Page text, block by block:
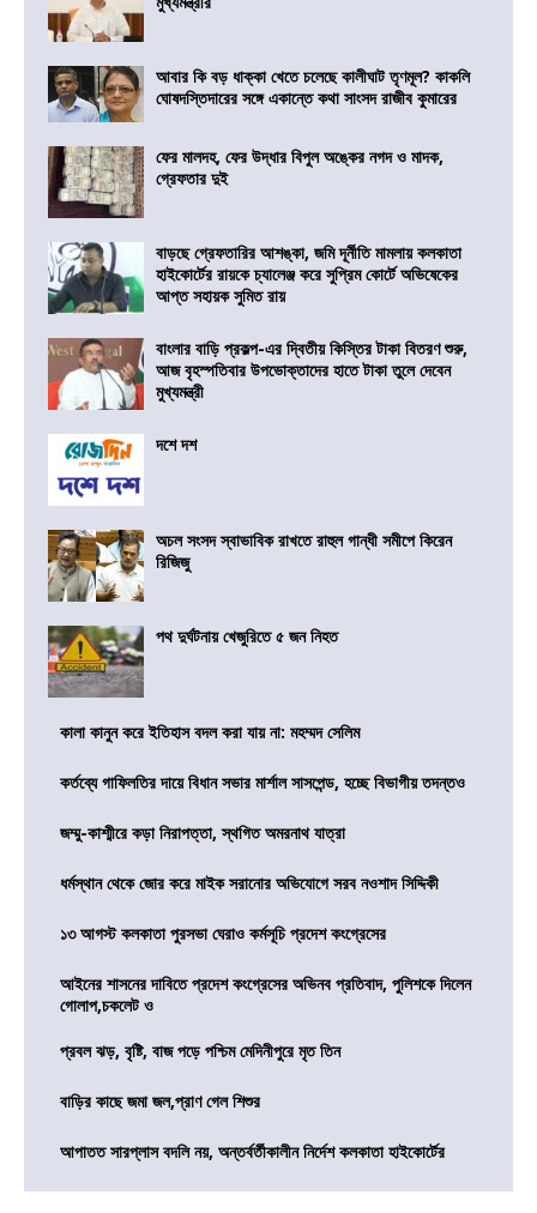
আবার কি বড় ধাক্কা খেতে চলেছে কালীঘাট তৃণমূল? কাকলি
ঘোষদস্তিদারের সঙ্গে একান্তে কথা সাংসদ রাজীব কুমারের
ফের মালদহ, ফের উদ্ধার বিপুল অঙ্কের নগদ ও মাদক,
গ্রেফতার দুই
বাড়ছে গ্রেফতারির আশঙ্কা, জমি দূর্নীতি মামলায় কলকাতা
হাইকোর্টের রায়কে চ্যালেঞ্জ করে সুপ্রিম কোর্টে অভিষেকের
আপ্ত সহায়ক সুমিত রায়
বাংলার বাড়ি প্রকল্প-এর দ্বিতীয় কিস্তির টাকা বিতরণ শুরু,
আজ বৃহস্পতিবার উপভোক্তাদের হাতে টাকা তুলে দেবেন
মুখ্যমন্ত্রী
দশে দশ
অচল সংসদ স্বাভাবিক রাখতে রাহুল গান্ধী সমীপে কিরেন
রিজিজু
পথ দুর্ঘটনায় খেজুরিতে ৫ জন নিহত
কালা কানুন করে ইতিহাস বদল করা যায় না: মহম্মদ সেলিম
কর্তব্যে গাফিলতির দায়ে বিধান সভার মার্শাল সাসপেন্ড, হচ্ছে বিভাগীয় তদন্তও
জম্মু-কাশ্মীরে কড়া নিরাপত্তা, স্থগিত অমরনাথ যাত্রা
ধর্মস্থান থেকে জোর করে মাইক সরানোর অভিযোগে সরব নওশাদ সিদ্দিকী
১৩ আগস্ট কলকাতা পুরসভা ঘেরাও কর্মসূচি প্রদেশ কংগ্রেসের
আইনের শাসনের দাবিতে প্রদেশ কংগ্রেসের অভিনব প্রতিবাদ, পুলিশকে দিলেন
গোলাপ,চকলেট ও
প্রবল ঝড়, বৃষ্টি, বাজ পড়ে পশ্চিম মেদিনীপুরে মৃত তিন
বাড়ির কাছে জমা জল,প্রাণ গেল শিশুর
আপাতত সারপ্লাস বদলি নয়, অন্তর্বর্তীকালীন নির্দেশ কলকাতা হাইকোর্টের